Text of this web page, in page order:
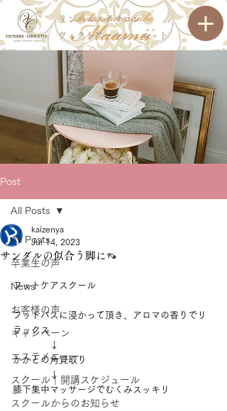
ヴィクトワールシュエット
リンパエステサロン
Post
All Posts
卒業生の声
News
お客様の声
キャンペーン
エステメニュー
スクール｜開講スケジュール
スクールからのお知らせ
All Posts
サンダルの似合う脚に👡
kaizenya
Jul 14, 2023
フットケアスクール
⁡フットバスに浸かって頂き、アロマの香りでリ
ラックス
↓
かかとの角質取り
↓
膝下集中マッサージでむくみスッキリ